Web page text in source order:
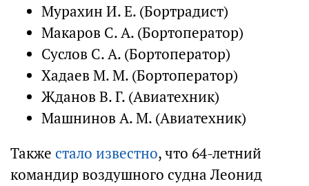
Мурахин И. Е. (Бортрадист)
Макаров С. А. (Бортоператор)
Суслов С. А. (Бортоператор)
Хадаев М. М. (Бортоператор)
Жданов В. Г. (Авиатехник)
Машнинов А. М. (Авиатехник)
Также стало известно, что 64-летний
командир воздушного судна Леонид